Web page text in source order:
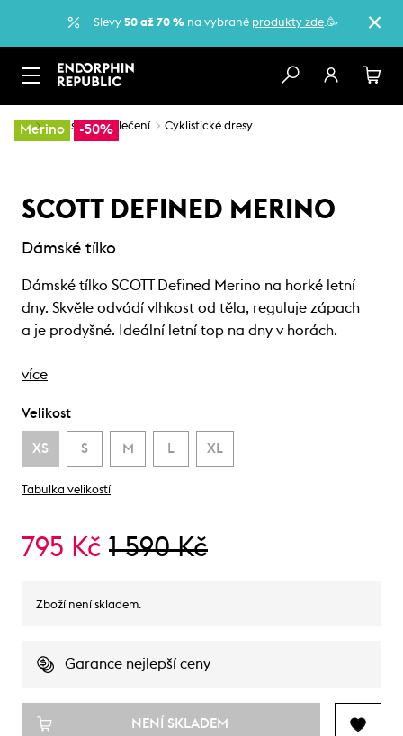
Slevy 50 až 70 % na vybrané produkty zde.🥳
Merino -50%
… Cyklistické oblečení Cyklistické dresy
SCOTT DEFINED MERINO
Dámské tílko
Dámské tílko SCOTT Defined Merino na horké letní
dny. Skvěle odvádí vlhkost od těla, reguluje zápach
a je prodyšné. Ideální letní top na dny v horách.
více
Velikost
XS S M L XL
Tabulka velikostí
795 Kč 1 590 Kč
Zboží není skladem.
Garance nejlepší ceny
NENÍ SKLADEM